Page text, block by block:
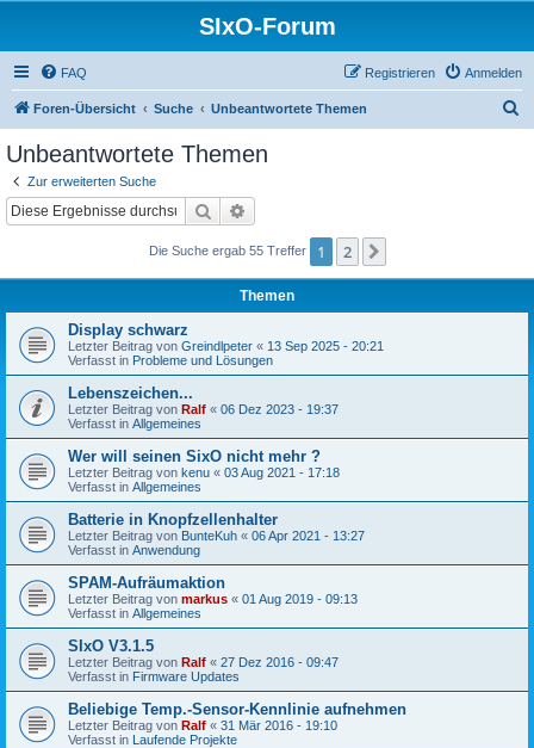
SIxO-Forum
FAQ Anmelden
Registrieren
Foren-Übersicht Suche Unbeantwortete Themen
Unbeantwortete Themen
Zur erweiterten Suche
Suche
Die Suche ergab 55 Treffer 1 2
Themen
Display schwarz
Letzter Beitrag von Greindlpeter « 13 Sep 2025 - 20:21
Verfasst in Probleme und Lösungen
Lebenszeichen...
Letzter Beitrag von Ralf « 06 Dez 2023 - 19:37
Verfasst in Allgemeines
Wer will seinen SixO nicht mehr ?
Letzter Beitrag von kenu « 03 Aug 2021 - 17:18
Verfasst in Allgemeines
Batterie in Knopfzellenhalter
Letzter Beitrag von BunteKuh « 06 Apr 2021 - 13:27
Verfasst in Anwendung
SPAM-Aufräumaktion
Letzter Beitrag von markus « 01 Aug 2019 - 09:13
Verfasst in Allgemeines
SIxO V3.1.5
Letzter Beitrag von Ralf « 27 Dez 2016 - 09:47
Verfasst in Firmware Updates
Beliebige Temp.-Sensor-Kennlinie aufnehmen
Letzter Beitrag von Ralf « 31 Mär 2016 - 19:10
Verfasst in Laufende Projekte